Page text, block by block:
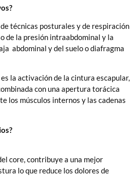
técnicas posturales y de respiración
de la presión intraabdominal y la
abdominal y del suelo o diafragma
la activación de la cintura escapular,
con una apertura torácica
los músculos internos y las cadenas
core, contribuye a una mejor
lo que reduce los dolores de